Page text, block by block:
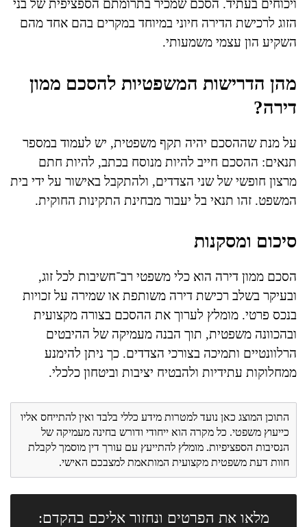
ויכוחים בעתיד. הסכם שמכיר בתרומתם הספציפית של בני
הזוג לרכישת הדירה חיוני במיוחד במקרים בהם אחד מהם
השקיע הון עצמי משמעותי.
מהן הדרישות המשפטיות להסכם ממון
דירה?
על מנת שההסכם יהיה תקף משפטית, יש לעמוד במספר
תנאים: ההסכם חייב להיות מנוסח בכתב, להיות חתם
מרצון חופשי של שני הצדדים, ולהתקבל באישור על ידי בית
המשפט. זהו תנאי בל יעבור מבחינת התקינות החוקית.
סיכום ומסקנות
הסכם ממון דירה הוא כלי משפטי רב־חשיבות לכל זוג,
ובעיקר בשלב רכישת דירה משותפת או שמירה על זכויות
בנכס פרטי. מומלץ לערוך את ההסכם בצורה מקצועית
ובהכוונה משפטית, תוך הבנה מעמיקה של ההיבטים
הרלוונטיים ותמיכה בצורכי הצדדים. כך ניתן להימנע
ממחלוקות עתידיות ולהבטיח יציבות וביטחון כלכלי.
התוכן המוצג כאן נועד למטרות מידע כללי בלבד ואין להתייחס אליו
כייעוץ משפטי. כל מקרה הוא ייחודי ודורש בחינה מעמיקה של
הנסיבות הספציפיות. מומלץ להתייעץ עם עורך דין מוסמך לקבלת
חוות דעת משפטית מקצועית המותאמת למצבכם האישי.
מלאו את הפרטים ונחזור אליכם בהקדם: